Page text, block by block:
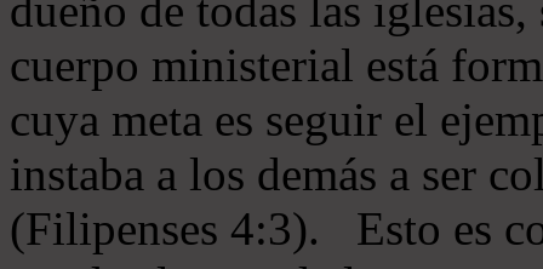
dueño de todas las
cuerpo ministerial está
cuya meta es seguir el
instaba a los demás a ser
(Filipenses 4:3). Esto es